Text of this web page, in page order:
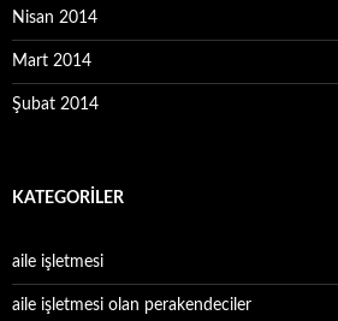
Nisan 2014
Mart 2014
Şubat 2014
KATEGORILER
aile işletmesi
aile işletmesi olan perakendeciler